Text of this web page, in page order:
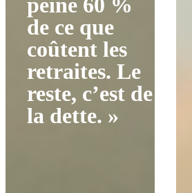
de ce que
coûtent les
retraites. Le
reste, c’est de
la dette. »